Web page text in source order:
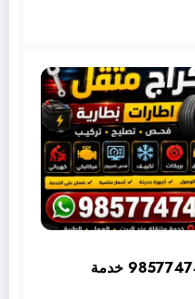
كراج متنقل غرب مشرف 98577474 خدمة